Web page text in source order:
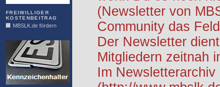
FREIWILLIGER
KOSTENBEITRAG
MBSLK.de fördern
(Newsletter von
Community das
Der Newsletter
Mitgliedern zeitnah
Im Newsletterarchiv